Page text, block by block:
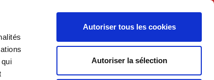
Autoriser tous les cookies
Autoriser la sélection
Français
Société